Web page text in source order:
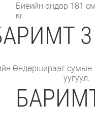
Биеийн өндөр 181
кг.
3
Өндөрширээт сумын
уугуул.